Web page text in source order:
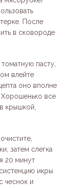
После
в сковороде
пасту,
влейте
оно вполне
все
крышкой,
затем слегка
20 минут
икры.
чеснок и